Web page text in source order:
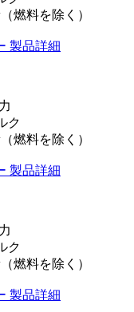
燃料を除く）
製品詳細
ク
燃料を除く）
製品詳細
ク
燃料を除く）
製品詳細